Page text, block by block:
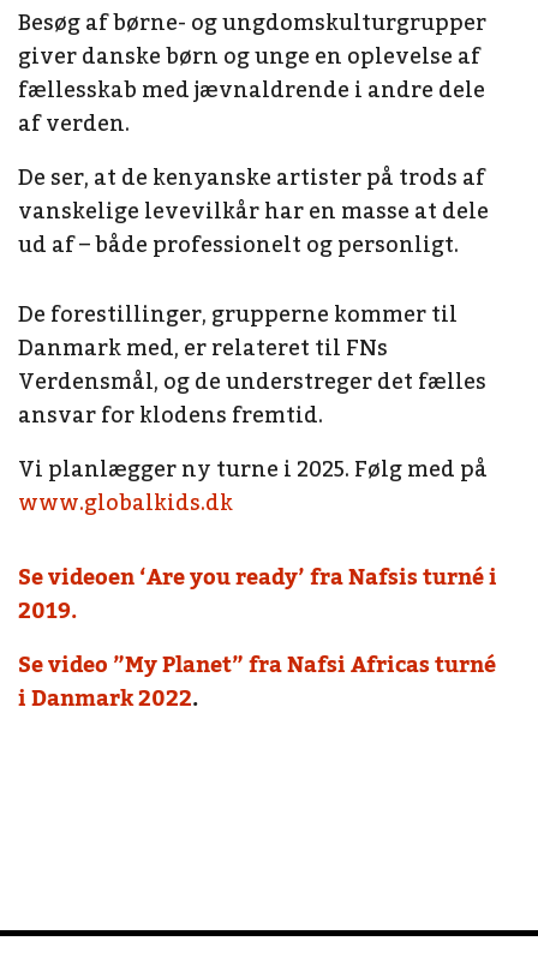
Besøg af børne- og ungdomskulturgrupper
giver danske børn og unge en oplevelse af
fællesskab med jævnaldrende i andre dele
af verden.
De ser, at de kenyanske artister på trods af
vanskelige levevilkår har en masse at dele
ud af – både professionelt og personligt.
De forestillinger, grupperne kommer til
Danmark med, er relateret til FNs
Verdensmål, og de understreger det fælles
ansvar for klodens fremtid.
Vi planlægger ny turne i 2025. Følg med på
www.globalkids.dk
Se videoen ‘Are you ready’ fra Nafsis turné i
2019.
Se video ”My Planet” fra Nafsi Africas turné
i Danmark 2022.